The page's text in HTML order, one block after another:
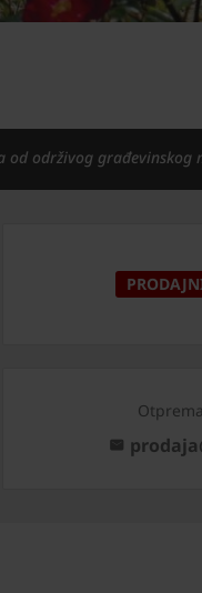
od održivog građevinskog